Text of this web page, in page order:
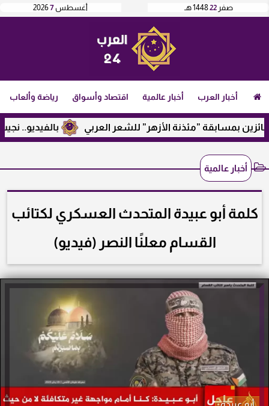
أغسطس7
2026 صفر 221448 هـ
أخبار العرب أخبار عالمية اقتصاد وأسواق رياضة وألعاب
بالفيديو.. نجيب ”مئذنة الأزهر” للشعر العربي
أخبار عالمية
كلمة أبو عبيدة المتحدث العسكري لكتائب
القسام معلنًا النصر (فيديو)